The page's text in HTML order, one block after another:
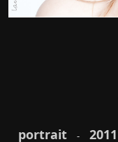
portrait - 2011